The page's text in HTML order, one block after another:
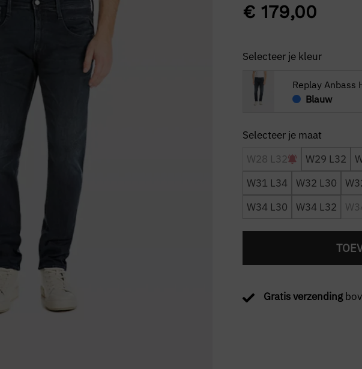
€179,00
Selecteer je kleur
Replay Anbass
Blauw
W28 L32 W29 L32
W31 L34
W32 L30
W34 L30
W34 L32
Gratis verzending